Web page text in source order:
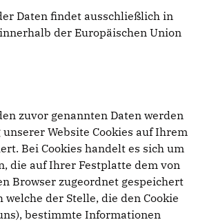
Daten findet ausschließlich in
der Europäischen Union
zuvor genannten Daten werden
Website Cookies auf Ihrem
Bei Cookies handelt es sich um
die auf Ihrer Festplatte dem von
Browser zugeordnet gespeichert
der Stelle, die den Cookie
bestimmte Informationen